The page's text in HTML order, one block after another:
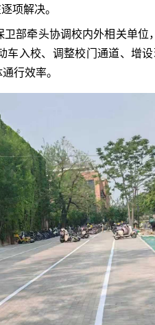
项解决。
部牵头协调校内外相关单位
入校、调整校门通道、增设
行效率。